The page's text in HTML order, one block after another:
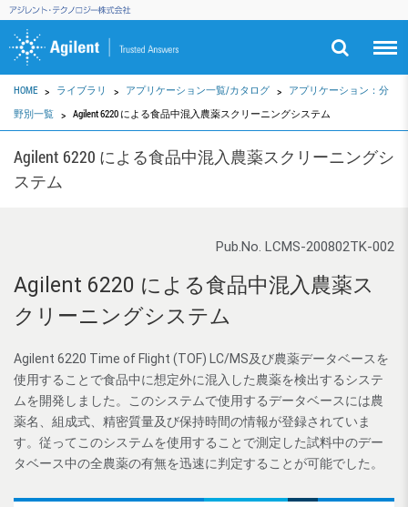
HOME ライブラリ アプリケーション一覧/カタログ
アプリケーション：分
野別一覧
Agilent 6220 による食品中混入農薬スクリーニングシステム
Agilent 6220 による食品中混入農薬スクリーニングシ
ステム
Pub.No. LCMS-200802TK-002
Agilent 6220 による食品中混入農薬ス
クリーニングシステム
Agilent 6220 Time of Flight (TOF) LC/MS及び農薬データベースを
使用することで食品中に想定外に混入した農薬を検出するシステ
ムを開発しました。このシステムで使用するデータベースには農
薬名、組成式、精密質量及び保持時間の情報が登録されていま
す。従ってこのシステムを使用することで測定した試料中のデー
タベース中の全農薬の有無を迅速に判定することが可能でした。